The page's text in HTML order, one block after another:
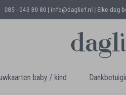
085 - 043 80 80 | info@daglief.nl | Elke dag
baby / kind